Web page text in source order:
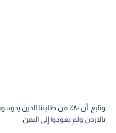
وتابع أن ٨٠٪ من طلبتنا
بالاردن ولم يعودوا إلى اليمن.